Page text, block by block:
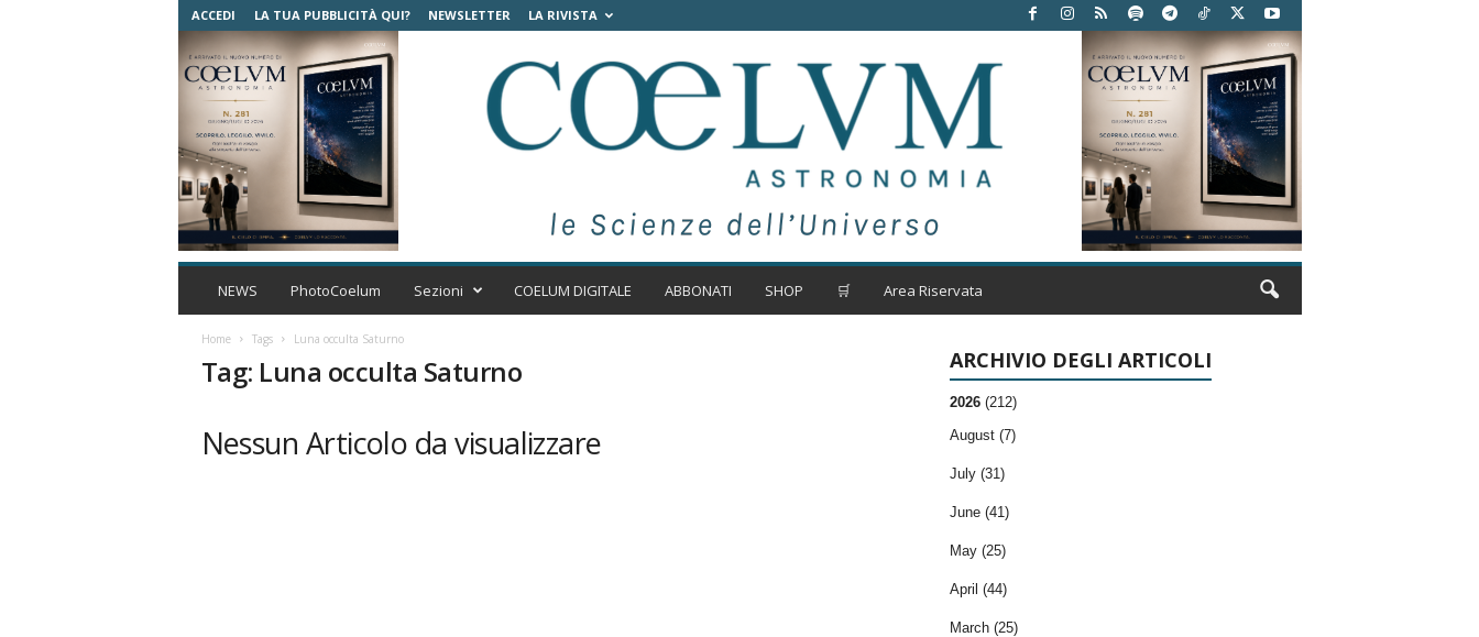
ACCEDI LA TUA PUBBLICITÀ QUI? NEWSLETTER LA RIVISTA
C
m
t
NEWS PhotoCoelum Sezioni COELUM DIGITALE ABBONATI SHOP 🛒 Area Riservata
Home Tags Luna occulta Saturno
Tag: Luna occulta Saturno
Nessun Articolo da visualizzare
ARCHIVIO DEGLI ARTICOLI
2026 (212)
August (7)
July (31)
June (41)
May (25)
April (44)
March (25)